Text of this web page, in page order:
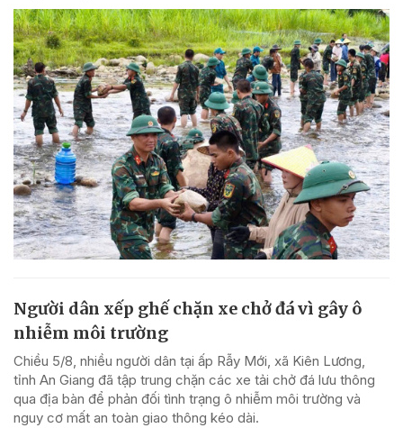
Người dân xếp ghế chặn xe chở đá vì gây ô
nhiễm môi trường
Chiều 5/8, nhiều người dân tại ấp Rẫy Mới, xã Kiên Lương,
tỉnh An Giang đã tập trung chặn các xe tải chở đá lưu thông
qua địa bàn để phản đối tình trạng ô nhiễm môi trường và
nguy cơ mất an toàn giao thông kéo dài.